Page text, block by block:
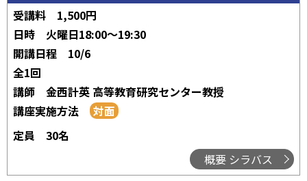
受講料
1,500円
日時
火曜日18:00～19:30
開講日程
10/6
全1回
講師
金西計英 高等教育研究センター教授
講座実施方法
定員
30名
概要 シラバス